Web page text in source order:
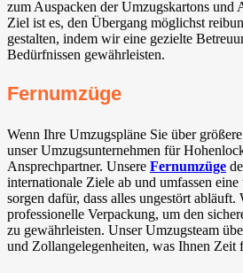
zum Auspacken der Umzugskartons und
Ziel ist es, den Übergang möglichst
gestalten, indem wir eine gezielte
Bedürfnissen gewährleisten.
Fernumzüge
Wenn Ihre Umzugspläne Sie über
unser Umzugsunternehmen für
Ansprechpartner. Unsere Fernumzüge
internationale Ziele ab und umfassen
sorgen dafür, dass alles ungestört
professionelle Verpackung, um den
zu gewährleisten. Unser Umzugsteam
und Zollangelegenheiten, was Ihnen Zeit